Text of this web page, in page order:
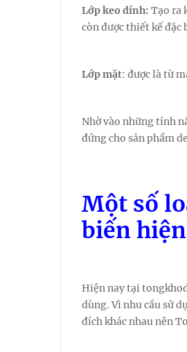
Lớp keo dính: Tạo ra
còn được thiết kế đặc
Lớp mặt: được là từ
Nhờ vào những tính
đứng cho sản phẩm
Một số
biến
Hiện nay tại
dùng. Vì nhu cầu sử
đích khác nhau nên